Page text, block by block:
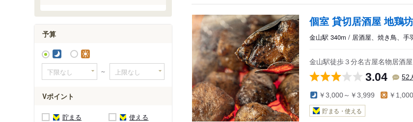
東別院駅
上前津駅
大須観音駅
山王駅
予算
～
Vポイント
貯まる 使える
個室 貸切居酒屋 地鶏
金山駅 340m / 居酒屋、焼き鳥、手
金山駅徒歩３分名古屋名物居酒
3.04 52
￥3,000～￥3,999 ￥
貯まる・使える